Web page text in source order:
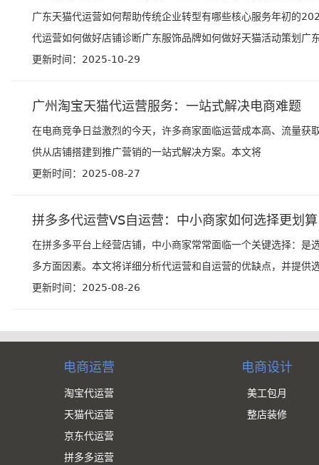
广东天猫代运营如何帮助传统企业转型有哪些核心服务年初的
代运营如何做好店铺诊断广东服饰品牌如何做好天猫活动策划广
更新时间：2025-10-29
广州淘宝天猫代运营服务：一站式解决电商难题
在电商竞争日益激烈的今天，许多商家面临运营成本高、流量
供从店铺搭建到推广营销的一站式解决方案。本文将
更新时间：2025-08-27
拼多多代运营VS自运营：中小商家如何选择更划算
在拼多多平台上经营店铺，中小商家常常面临一个关键选择：
多方面因素。本文将详细分析代运营和自运营的优缺点，并提供
更新时间：2025-08-26
电商运营
淘宝代运营
天猫代运营
京东代运营
拼多多运营
电商设计
美工包月
整店装修